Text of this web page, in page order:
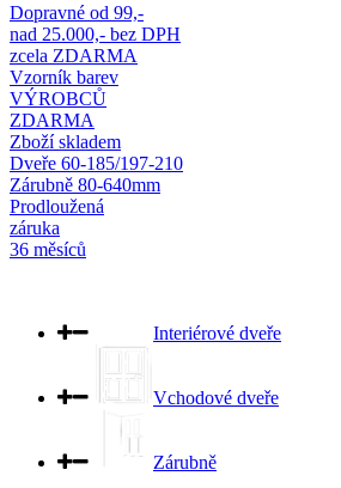
Dopravné od 99,-
nad 25.000,- bez DPH
zcela ZDARMA
Vzorník barev
VÝROBCŮ
ZDARMA
Zboží skladem
Dveře 60-185/197-210
Zárubně 80-640mm
Prodloužená
záruka
36 měsíců
Interiérové dveře
Vchodové dveře
Zárubně